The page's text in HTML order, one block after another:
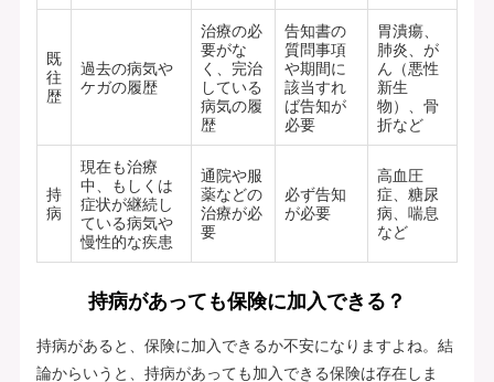
既
往
歴
過去の病気や
ケガの履歴
治療の必
要がな
く、完治
している
病気の履
歴
告知書の
質問事項
や期間に
該当すれ
ば告知が
必要
胃潰瘍、
肺炎、が
ん（悪性
新生
物）、骨
折など
持
病
現在も治療
中、もしくは
症状が継続し
ている病気や
慢性的な疾患
通院や服
薬などの
治療が必
要
必ず告知
が必要
高血圧
症、糖尿
病、喘息
など
持病があっても保険に加入できる？
持病があると、保険に加入できるか不安になりますよね。結
論からいうと、持病があっても加入できる保険は存在しま